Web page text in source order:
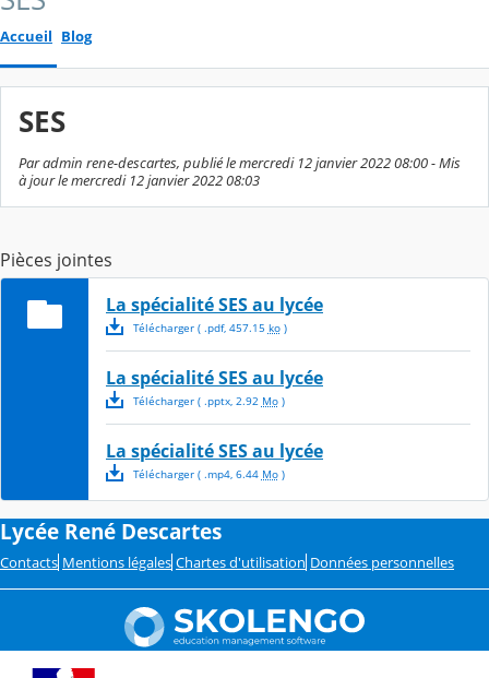
Accueil Blog
SES
Par admin rene-descartes, publié le mercredi 12 janvier 2022 08:00 - Mis
à jour le mercredi 12 janvier 2022 08:03
Pièces jointes
La spécialité SES au lycée
Télécharger( .pdf, 457.15 ko)
La spécialité SES au lycée
Télécharger( .pptx, 2.92 Mo)
La spécialité SES au lycée
Télécharger( .mp4, 6.44 Mo)
Lycée René Descartes
Contacts Mentions légales Chartes d'utilisation Données personnelles